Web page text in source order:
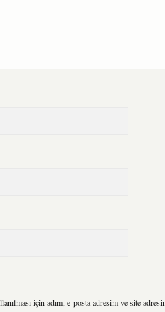
için adım, e-posta adresim ve site